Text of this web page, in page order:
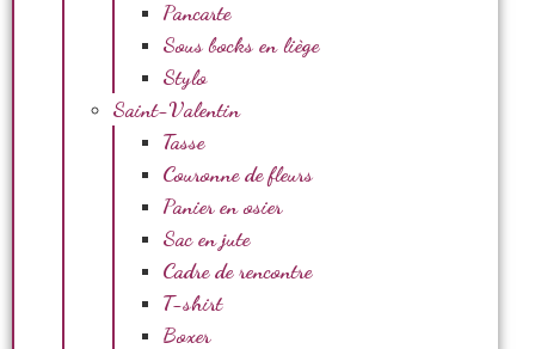
Pancarte
Sous bocks en liège
Stylo
Saint-Valentin
Tasse
Couronne de fleurs
Panier en osier
Sac en jute
Cadre de rencontre
T-shirt
Boxer